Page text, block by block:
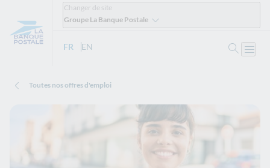
Changer de site
Groupe La Banque Postale
FR - Version française
EN
Toutes nos offres d'emploi